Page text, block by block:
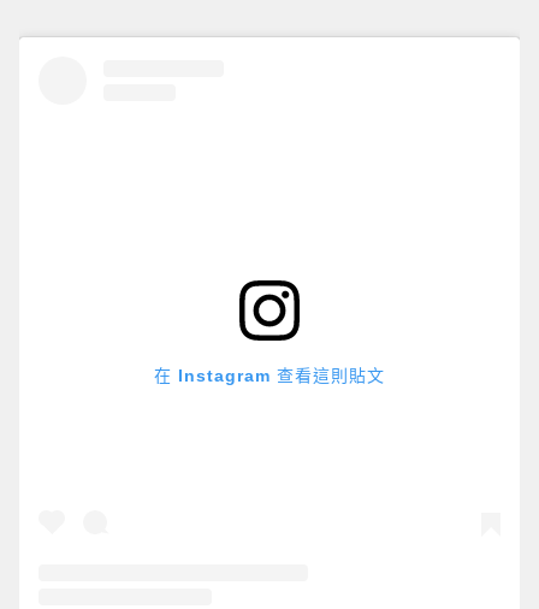
在 Instagram 查看這則貼文